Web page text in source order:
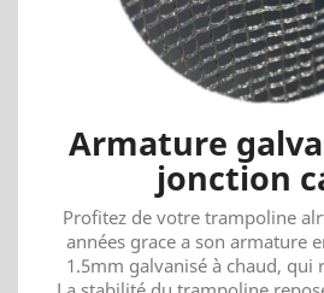
Armature
jonction
Profitez de votre trampoline
années grace a son armature
1.5mm galvanisé à chaud,